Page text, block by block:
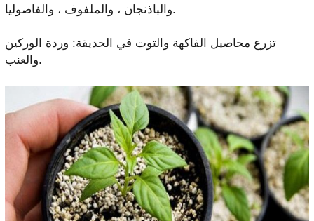
والباذنجان ، والملفوف ، والفاصوليا.
تزرع محاصيل الفاكهة والتوت في الحديقة: وردة الوركين
والعنب.